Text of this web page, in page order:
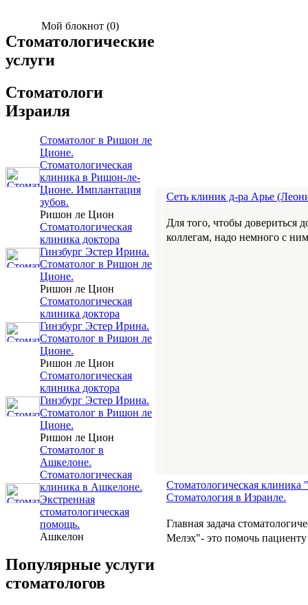
Мой блокнот (0)
Стоматологические
услуги
Стоматологи
Израиля
Стоматолог в Ришон ле
Ционе.
Стоматологическая
клиника в Ришон-ле-
Ционе. Имплантация
зубов.
Ришон ле Цион
Стоматологическая
клиника доктора
Гинзбург Эстер Ирина.
Стоматолог в Ришон ле
Ционе.
Ришон ле Цион
Стоматологическая
клиника доктора
Гинзбург Эстер Ирина.
Стоматолог в Ришон ле
Ционе.
Ришон ле Цион
Стоматологическая
клиника доктора
Гинзбург Эстер Ирина.
Стоматолог в Ришон ле
Ционе.
Ришон ле Цион
Стоматолог в
Ашкелоне.
Стоматологическая
клиника в Ашкелоне.
Экстренная
стоматологическая
помощь.
Ашкелон
Популярные услуги
стоматологов
Сеть клиник д-ра Арье
Для того, чтобы довериться
коллегам, надо немного с
Стоматологическая
Стоматология в Израиле.
Главная задача
Мелэх"- это помочь